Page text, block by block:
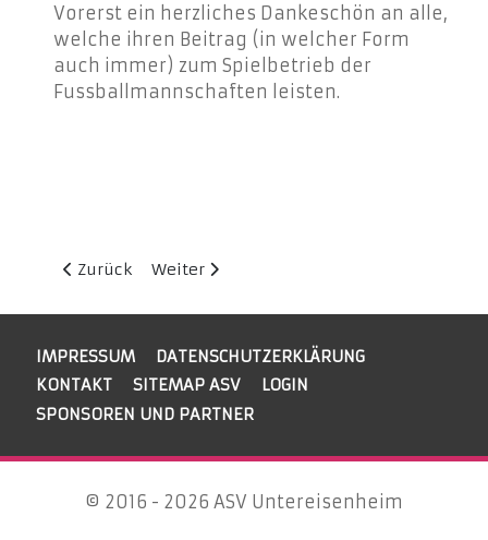
Vorerst ein herzliches Dankeschön an alle,
welche ihren Beitrag (in welcher Form
auch immer) zum Spielbetrieb der
Fussballmannschaften leisten.
Vorheriger Beitrag: EEV-Cup Bergtheim
Zurück Nächster Beitrag: Derbysieg in Schwanfeld
Weiter
IMPRESSUM
DATENSCHUTZERKLÄRUNG
KONTAKT
SITEMAP ASV
LOGIN
SPONSOREN UND PARTNER
© 2016 - 2026 ASV Untereisenheim